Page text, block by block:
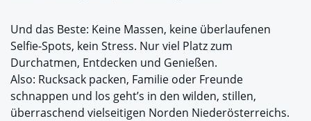
Und das Beste: Keine Massen, keine überlaufenen
Selfie-Spots, kein Stress. Nur viel Platz zum
Durchatmen, Entdecken und Genießen.
Also: Rucksack packen, Familie oder Freunde
schnappen und los geht’s in den wilden, stillen,
überraschend vielseitigen Norden Niederösterreichs.